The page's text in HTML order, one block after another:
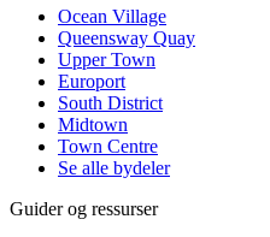
Ocean Village
Queensway Quay
Upper Town
Europort
South District
Midtown
Town Centre
Se alle bydeler
Guider og ressurser